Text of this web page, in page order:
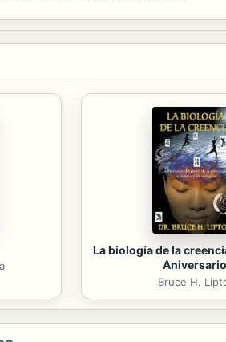
La biología de la
Bruce H.